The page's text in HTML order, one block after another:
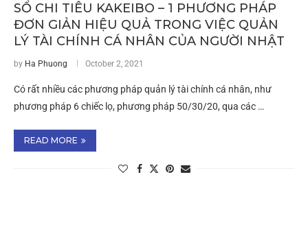
SỔ CHI TIÊU KAKEIBO – 1 PHƯƠNG PHÁP
ĐƠN GIẢN HIỆU QUẢ TRONG VIỆC QUẢN
LÝ TÀI CHÍNH CÁ NHÂN CỦA NGƯỜI NHẬT
by Ha Phuong October 2, 2021
Có rất nhiều các phương pháp quản lý tài chính cá nhân, như
phương pháp 6 chiếc lọ, phương pháp 50/30/20, qua các …
READ MORE